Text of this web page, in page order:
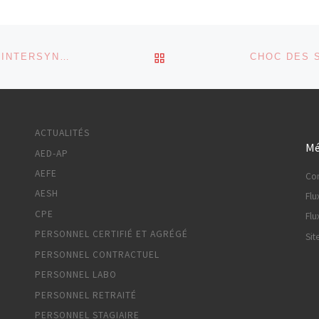
« DES URGENCES POUR L’ECOLE ! » COMMUNIQUÉ INTERSYNDICAL RETOUR À LA LISTE DES
ACTUALITÉS
AED-AP
AEFE
AESH
CPE
PERSONNEL CERTIFIÉ ET AGRÉGÉ
PERSONNEL CONTRACTUEL
PERSONNEL LABO
PERSONNEL RETRAITÉ
PERSONNEL STAGIAIRE